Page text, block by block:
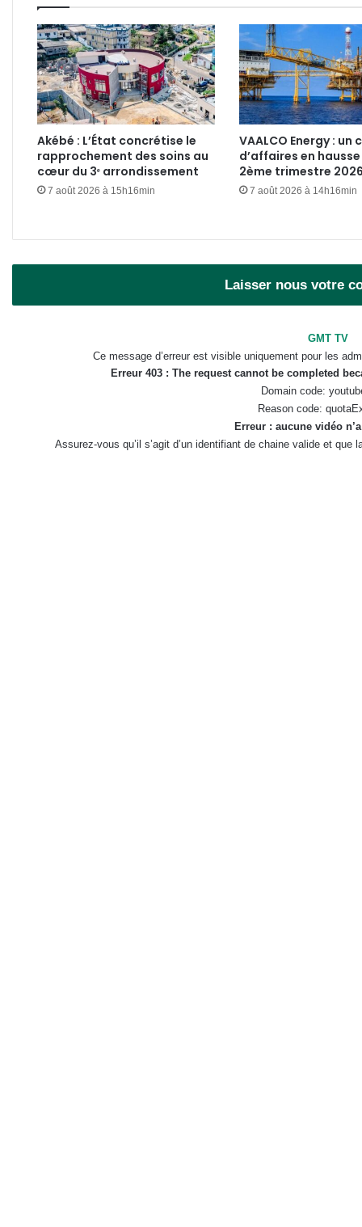
Akébé : L’État concrétise le
rapprochement des soins au
cœur du 3ᵉ arrondissement
7 août 2026 à 15h16min
VAALCO Energy : un
d’affaires en
2ème trimestre
7 août 2026 à 14h16min
Laisser nous votre
GMT TV
Ce message d’erreur est visible uniquement pour les
Erreur 403 : The request cannot be completed
Domain code:
Reason code:
Erreur : aucune vidéo
Assurez-vous qu’il s’agit d’un identifiant de chaine valide et